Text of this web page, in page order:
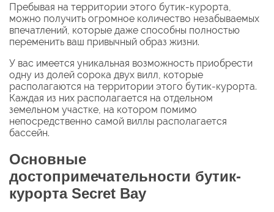
Пребывая на территории этого бутик-курорта,
можно получить огромное количество незабываемых
впечатлений, которые даже способны полностью
переменить ваш привычный образ жизни.
У вас имеется уникальная возможность приобрести
одну из долей сорока двух вилл, которые
располагаются на территории этого бутик-курорта.
Каждая из них располагается на отдельном
земельном участке, на котором помимо
непосредственно самой виллы располагается
бассейн.
Основные
достопримечательности бутик-
курорта Secret Bay